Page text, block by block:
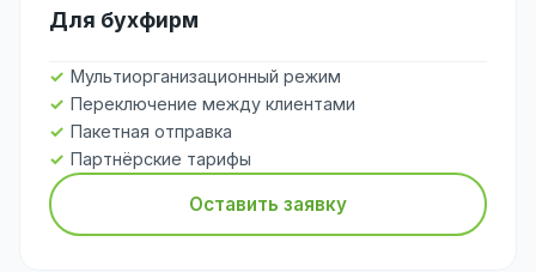
Для бухфирм
Мультиорганизационный режим
Переключение между клиентами
Пакетная отправка
Партнёрские тарифы
Оставить заявку